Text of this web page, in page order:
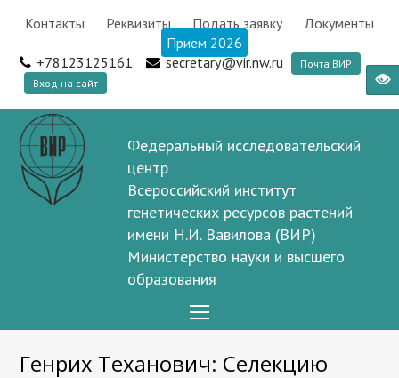
Контакты Реквизиты Подать заявку
Документы
Прием 2026
+78123125161
secretary@vir.nw.ru
Почта ВИР
Вход на сайт
Федеральный исследовательский
центр
Всероссийский институт
генетических ресурсов растений
имени Н.И. Вавилова (ВИР)
Министерство науки и высшего
образования
Menu
Генрих Теханович: Селекцию